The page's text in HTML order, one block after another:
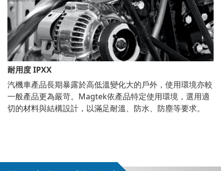
耐用度 IPXX
汽機車產品長期暴露於高低溫變化大的戶外，使用環境亦較
一般產品更為嚴苛。Magtek依產品特定使用環境，選用適
切的材料與結構設計，以滿足耐溫、防水、防塵等要求。